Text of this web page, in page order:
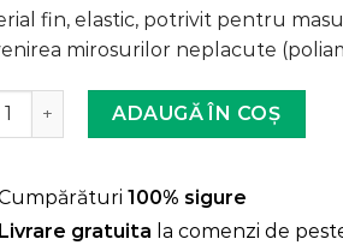
este:
11,99 lei.
fin, elastic, potrivit pentru
mirosurilor neplacute
Sosete Fashion Scurte,
ADAUGĂ ÎN COȘ
100% sigure
Livrare gratuita la comenzi de